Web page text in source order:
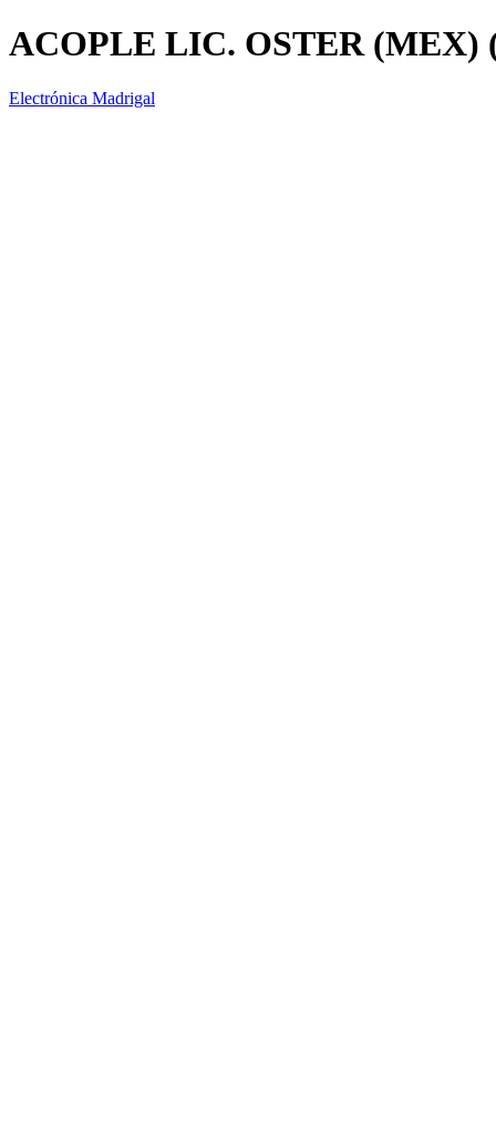
ACOPLE LIC. OSTER (MEX)
Electrónica Madrigal